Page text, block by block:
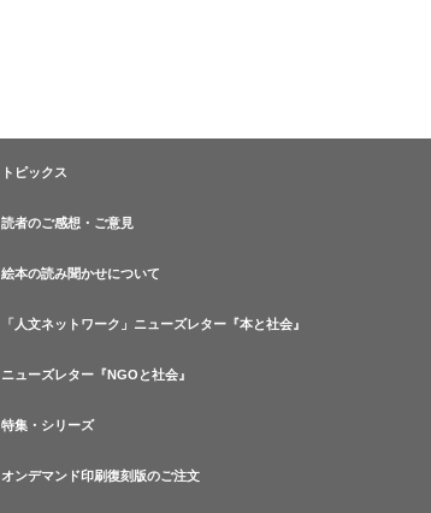
トピックス
読者のご感想・ご意見
絵本の読み聞かせについて
「人文ネットワーク」ニューズレター『本と社会』
ニューズレター『NGOと社会』
特集・シリーズ
オンデマンド印刷復刻版のご注文